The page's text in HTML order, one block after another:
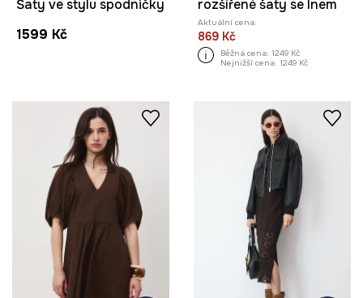
Šaty ve stylu spodničky
1599 Kč
rozšířené šaty se lnem
Aktuální cena:
869 Kč
Běžná cena: 1249 Kč
Nejnižší cena: 1249 Kč